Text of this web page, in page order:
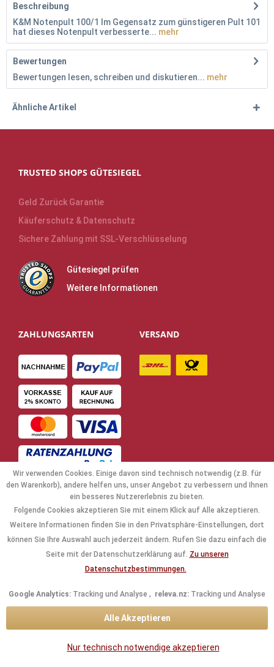
Beschreibung
K&M Notenpult 100/1 Im Gegensatz zum günstigeren Pult 101
hat dieses Notenpult verbesserte... mehr
Bewertungen
Bewertungen lesen, schreiben und diskutieren... mehr
Ähnliche Artikel
TRUSTED SHOPS GÜTESIEGEL
Geld Zurück Garantie
Käuferschutz & Datenschutz
Sichere Zahlung mit SSL-Verschlüsselung
Gütesiegel prüfen
Weitere Informationen
ZAHLUNGSARTEN VERSAND
NAVIGATION
INFORMATIONEN
Wir verwenden Cookies. Einige davon sind technisch notwendig (z.B. für
den Warenkorb), andere helfen uns, unser Angebot zu verbessern und Ihnen
ein besseres Nutzererlebnis zu bieten.
Folgende Cookies akzeptieren Sie mit einem Klick auf Alle akzeptieren.
Weitere Informationen finden Sie in den Privatsphäre-Einstellungen, dort
können Sie Ihre Auswahl auch jederzeit ändern. Rufen Sie dazu einfach die
Seite mit der Datenschutzerklärung auf. Zu unseren
Datenschutzbestimmungen.
Google Analytics: Tracking und Analyse , releva.nz: Tracking und Analyse
Nur technisch notwendige akzeptieren
Alle Akzeptieren